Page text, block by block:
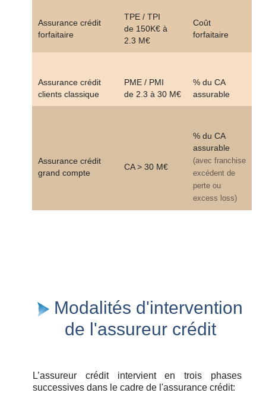
Assurance crédit
forfaitaire
TPE / TPI
de 150K€ à
2.3 M€
Coût
forfaitaire
Assurance crédit
clients classique
PME / PMI
de 2.3 à 30 M€
% du CA
assurable
Assurance crédit
grand compte
CA > 30 M€
% du CA
assurable
(avec franchise
excédent de
perte ou
excess loss)
Modalités d'intervention
de l'assureur crédit
L’assureur crédit intervient en trois phases
successives dans le cadre de l'assurance crédit: